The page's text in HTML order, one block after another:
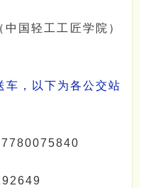
中国轻工工匠学院）
车，以下为各公交站